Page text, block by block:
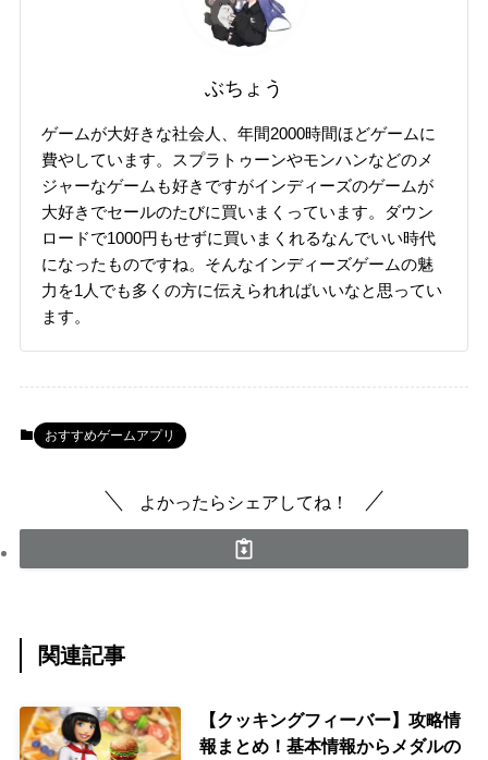
ぶちょう
ゲームが大好きな社会人、年間2000時間ほどゲームに
費やしています。スプラトゥーンやモンハンなどのメ
ジャーなゲームも好きですがインディーズのゲームが
大好きでセールのたびに買いまくっています。ダウン
ロードで1000円もせずに買いまくれるなんでいい時代
になったものですね。そんなインディーズゲームの魅
力を1人でも多くの方に伝えられればいいなと思ってい
ます。
おすすめゲームアプリ
よかったらシェアしてね！
関連記事
【クッキングフィーバー】攻略情
報まとめ！基本情報からメダルの